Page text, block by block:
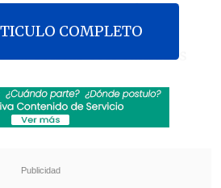
mapuche
esta semana en
a contar con cámaras
aCooperativa
disponible la
COMPLETO